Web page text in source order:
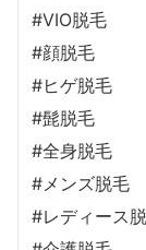
#VIO脱毛
#顔脱毛
#ヒゲ脱毛
#髭脱毛
#全身脱毛
#メンズ脱毛
#レディース